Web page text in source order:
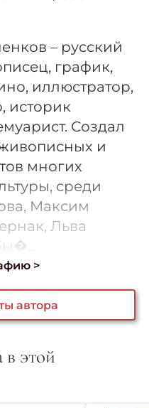
– русский
график,
иллюстратор,
историк
Создал
и
многих
среди
Максим
Льва
>
автора
в этой